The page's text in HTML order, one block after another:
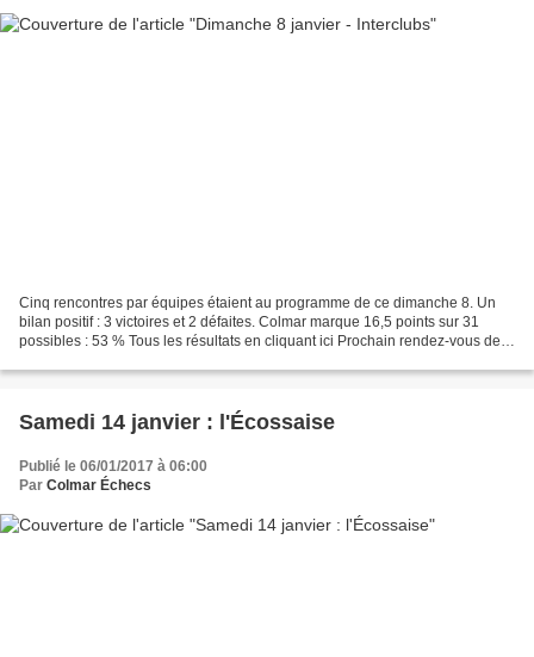
Cinq rencontres par équipes étaient au programme de ce dimanche 8. Un
bilan positif : 3 victoires et 2 défaites. Colmar marque 16,5 points sur 31
possibles : 53 % Tous les résultats en cliquant ici Prochain rendez-vous des
Samedi 14 janvier : l'Écossaise
Publié le 06/01/2017 à 06:00
Par Colmar Échecs